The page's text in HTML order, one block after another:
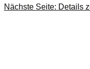
Nächste Seite: Details